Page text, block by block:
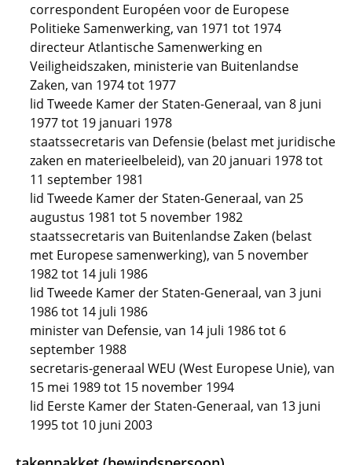
correspondent Européen voor de Europese
Politieke Samenwerking, van 1971 tot 1974
directeur Atlantische Samenwerking en
Veiligheidszaken, ministerie van Buitenlandse
Zaken, van 1974 tot 1977
lid Tweede Kamer der Staten-Generaal, van 8 juni
1977 tot 19 januari 1978
staatssecretaris van Defensie (belast met juridische
zaken en materieelbeleid), van 20 januari 1978 tot
11 september 1981
lid Tweede Kamer der Staten-Generaal, van 25
augustus 1981 tot 5 november 1982
staatssecretaris van Buitenlandse Zaken (belast
met Europese samenwerking), van 5 november
1982 tot 14 juli 1986
lid Tweede Kamer der Staten-Generaal, van 3 juni
1986 tot 14 juli 1986
minister van Defensie, van 14 juli 1986 tot 6
september 1988
secretaris-generaal WEU (West Europese Unie), van
15 mei 1989 tot 15 november 1994
lid Eerste Kamer der Staten-Generaal, van 13 juni
1995 tot 10 juni 2003